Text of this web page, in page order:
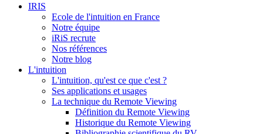
IRIS
Ecole de l'intuition en France
Notre équipe
iRiS recrute
Nos références
Notre blog
L'intuition
L'intuition, qu'est ce que c'est ?
Ses applications et usages
La technique du Remote Viewing
Définition du Remote Viewing
Historique du Remote Viewing